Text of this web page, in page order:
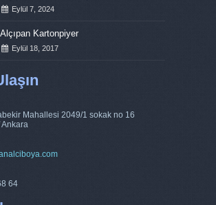
Eylül 7, 2024
Alçıpan Kartonpiyer
Eylül 18, 2017
Mahallesi 2049/1 sokak no 16
Ankara
64